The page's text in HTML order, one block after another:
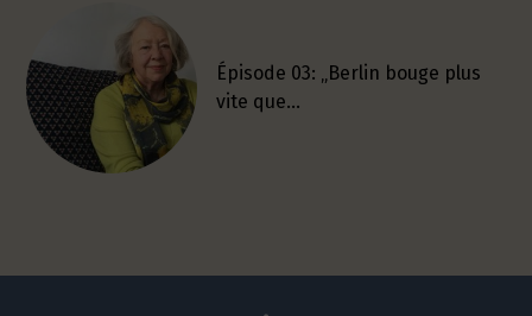
Épisode 03: „Berlin bouge plus
vite que…